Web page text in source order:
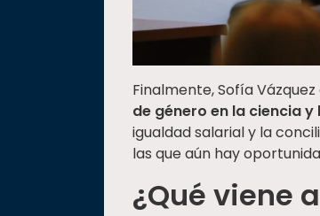
Finalmente, Sofía
de género en la ciencia
igualdad salarial y la
las que aún hay
¿Qué viene